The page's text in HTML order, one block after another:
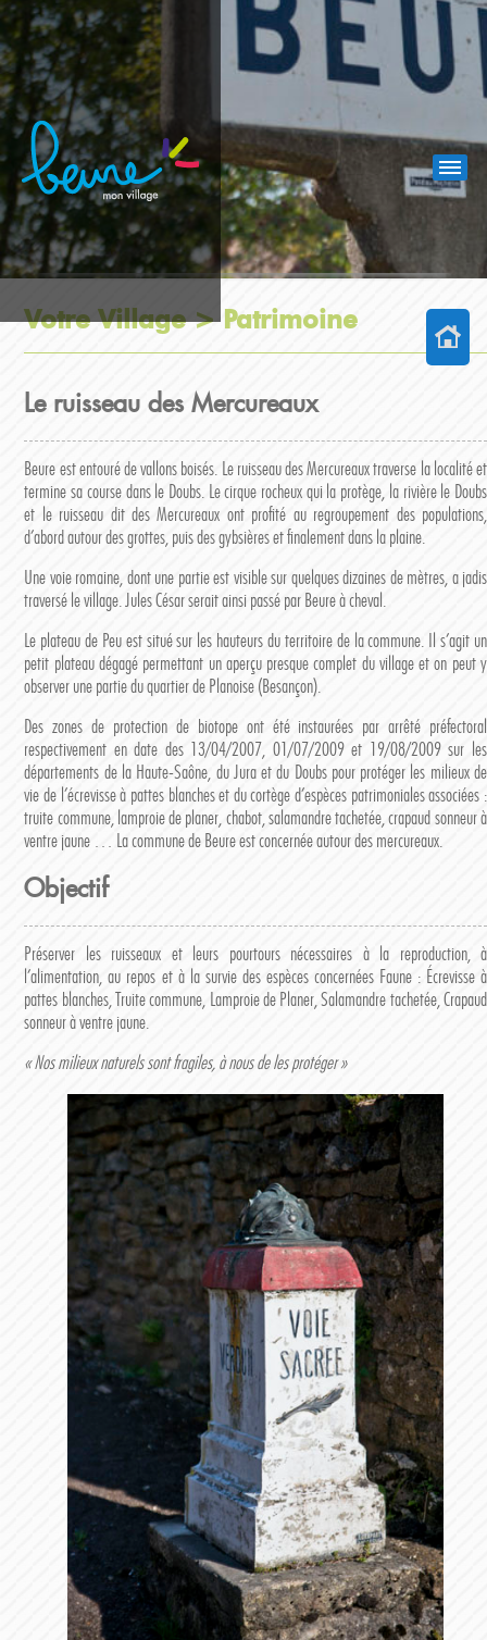
Votre Village >Patrimoine
Le ruisseau des Mercureaux
Beure est entouré de vallons boisés. Le ruisseau des Mercureaux traverse la localité et
termine sa course dans le Doubs. Le cirque rocheux qui la protège, la rivière le Doubs
et le ruisseau dit des Mercureaux ont profité au regroupement des populations,
d’abord autour des grottes, puis des gybsières et finalement dans la plaine.
Une voie romaine, dont une partie est visible sur quelques dizaines de mètres, a jadis
traversé le village. Jules César serait ainsi passé par Beure à cheval.
Le plateau de Peu est situé sur les hauteurs du territoire de la commune. Il s’agit un
petit plateau dégagé permettant un aperçu presque complet du village et on peut y
observer une partie du quartier de Planoise (Besançon).
Des zones de protection de biotope ont été instaurées par arrêté préfectoral
respectivement en date des 13/04/2007, 01/07/2009 et 19/08/2009 sur les
départements de la Haute-Saône, du Jura et du Doubs pour protéger les milieux de
vie de l’écrevisse à pattes blanches et du cortège d’espèces patrimoniales associées :
truite commune, lamproie de planer, chabot, salamandre tachetée, crapaud sonneur à
ventre jaune … La commune de Beure est concernée autour des mercureaux.
Objectif
Préserver les ruisseaux et leurs pourtours nécessaires à la reproduction, à
l’alimentation, au repos et à la survie des espèces concernées Faune : Écrevisse à
pattes blanches, Truite commune, Lamproie de Planer, Salamandre tachetée, Crapaud
sonneur à ventre jaune.
« Nos milieux naturels sont fragiles, à nous de les protéger »